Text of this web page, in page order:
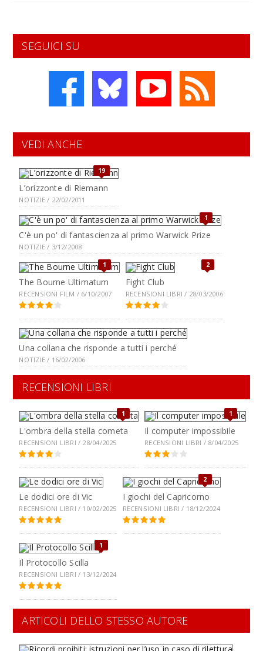
SEGUICI SU
VEDI ANCHE
19
L’orizzonte di Riemann
NOTIZIE / 22/02/2011
1
C'è un po' di fantascienza al primo Warwick Prize
NOTIZIE / 3/12/2008
1
The Bourne Ultimatum
RECENSIONI FILM / 6/10/2007
2
Fight Club
RECENSIONI LIBRI / 28/03/2006
Una collana che risponde a tutti i perché
NOTIZIE / 16/02/2006
RECENSIONI LIBRI
1
L'ombra della stella cometa
RECENSIONI LIBRI / 28/04/2025
1
Il computer impossibile
RECENSIONI LIBRI / 8/04/2025
Le dodici ore di Vic
RECENSIONI LIBRI / 10/02/2025
2
I giochi del Capricorno
RECENSIONI LIBRI / 18/12/2024
1
Il Protocollo Scilla
RECENSIONI LIBRI / 13/12/2024
ARTICOLI DELLO STESSO AUTORE